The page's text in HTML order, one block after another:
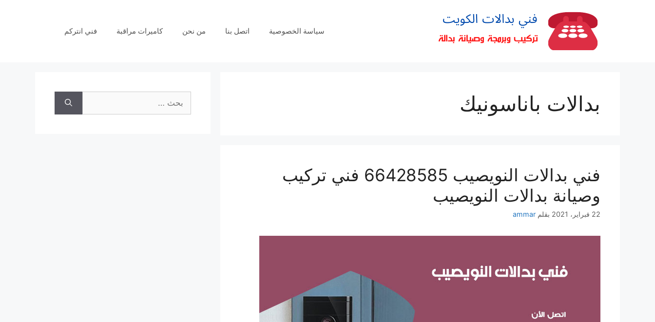
سياسة الخصوصية اتصل بنا من نحن كاميرات مراقبة فني انتركم
بدالات باناسونيك
فني بدالات النويصيب 66428585 فني تركيب
وصيانة بدالات النويصيب
22 فبراير، 2021 بقلم ammar